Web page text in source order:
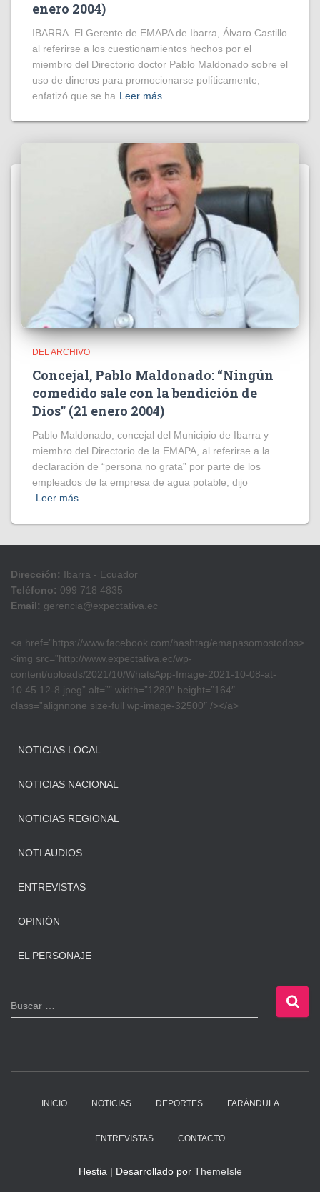
enero 2004)
IBARRA. El Gerente de EMAPA de Ibarra, Álvaro Castillo
al referirse a los cuestionamientos hechos por el
miembro del Directorio doctor Pablo Maldonado sobre el
uso de dineros para promocionarse políticamente,
enfatizó que se ha Leer más
DEL ARCHIVO
Concejal, Pablo Maldonado: “Ningún
comedido sale con la bendición de
Dios” (21 enero 2004)
Pablo Maldonado, concejal del Municipio de Ibarra y
miembro del Directorio de la EMAPA, al referirse a la
declaración de “persona no grata” por parte de los
empleados de la empresa de agua potable, dijo
Leer más
Dirección: Ibarra - Ecuador
Teléfono: 099 718 4835
Email: gerencia@expectativa.ec
<a href=”https://www.facebook.com/hashtag/emapasomostodos>
<img src=”http://www.expectativa.ec/wp-
content/uploads/2021/10/WhatsApp-Image-2021-10-08-at-
10.45.12-8.jpeg” alt=”” width=”1280″ height=”164″
class=”alignnone size-full wp-image-32500″ /></a>
NOTICIAS LOCAL
NOTICIAS NACIONAL
NOTICIAS REGIONAL
NOTI AUDIOS
ENTREVISTAS
OPINIÓN
EL PERSONAJE
B
u
Buscar …
INICIO NOTICIAS DEPORTES FARÁNDULA
ENTREVISTAS CONTACTO
Hestia | Desarrollado por ThemeIsle